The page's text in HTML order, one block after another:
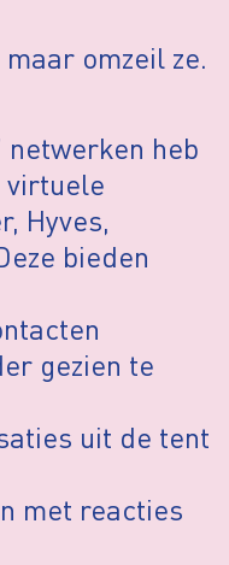
omzeil ze.
netwerken heb
virtuele
Hyves,
bieden
gezien te
uit de tent
met reacties